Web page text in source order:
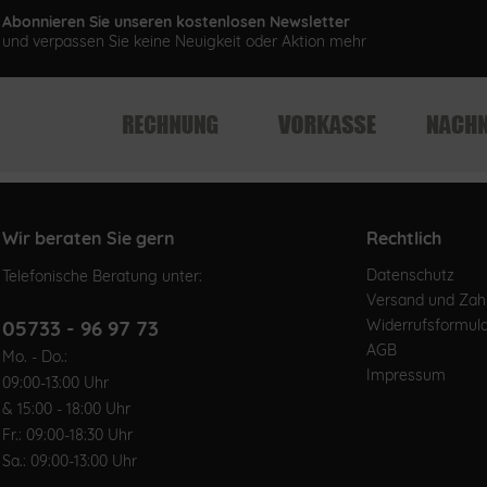
Abonnieren Sie unseren kostenlosen Newsletter
und verpassen Sie keine Neuigkeit oder Aktion mehr
Wir beraten Sie gern
Telefonische Beratung unter:
05733 - 96 97 73
Mo. - Do.:
09:00-13:00 Uhr
& 15:00 - 18:00 Uhr
Fr.: 09:00-18:30 Uhr
Sa.: 09:00-13:00 Uhr
Rechtlich
Datenschutz
Versand und
AGB
Impressum